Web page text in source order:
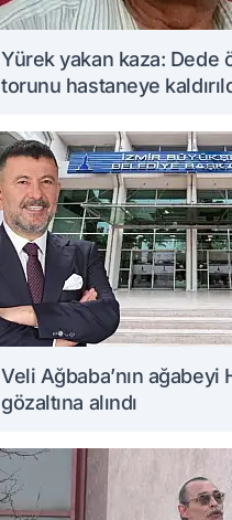
Yürek yakan kaza: Dede
torunu hastaneye
Veli Ağbaba’nın ağabeyi
gözaltına alındı